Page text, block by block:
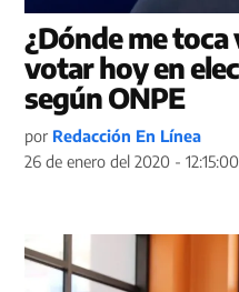
¿Dónde me
votar hoy en
según ONPE
por Redacción En Línea
26 de enero del 2020 - 12:15:00